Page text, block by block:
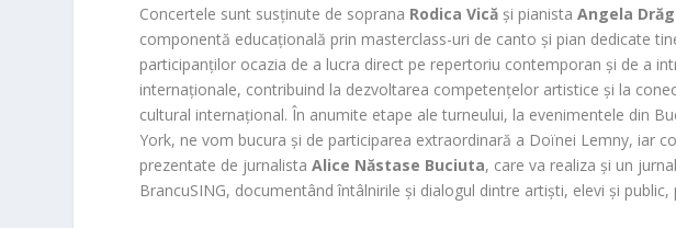
Concertele sunt susținute de soprana Rodica Vică și pianistaAngela
componentă educațională prin masterclass-uri de canto și pian dedicate
participanților ocazia de a lucra direct pe repertoriu contemporan și de a
internaționale, contribuind la dezvoltarea competențelor artistice și la
cultural internațional. În anumite etape ale turneului, la evenimentele din
York, ne vom bucura și de participarea extraordinară a Doïnei Lemny, iar
prezentate de jurnalistaAlice Năstase Buciuta, care va realiza și un
BrancuSING, documentând întâlnirile și dialogul dintre artiști, elevi și public,